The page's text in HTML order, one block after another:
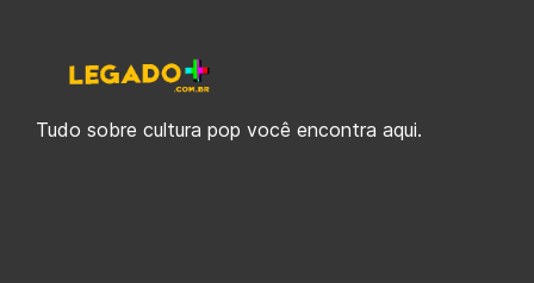
Tudo sobre cultura pop você encontra aqui.